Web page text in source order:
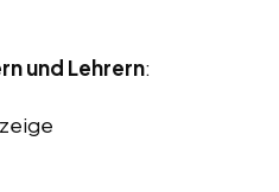
und Lehrern: